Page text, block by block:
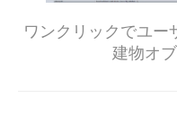
ワンクリックでユー
建物オ